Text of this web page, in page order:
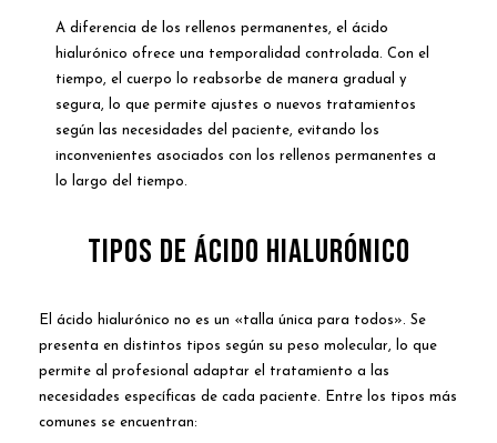
A diferencia de los rellenos permanentes, el ácido
hialurónico ofrece una temporalidad controlada. Con el
tiempo, el cuerpo lo reabsorbe de manera gradual y
segura, lo que permite ajustes o nuevos tratamientos
según las necesidades del paciente, evitando los
inconvenientes asociados con los rellenos permanentes a
lo largo del tiempo.
Tipos de Ácido Hialurónico
El ácido hialurónico no es un «talla única para todos». Se
presenta en distintos tipos según su peso molecular, lo que
permite al profesional adaptar el tratamiento a las
necesidades específicas de cada paciente. Entre los tipos más
comunes se encuentran: